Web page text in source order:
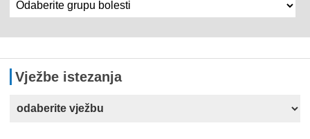
Vježbe istezanja